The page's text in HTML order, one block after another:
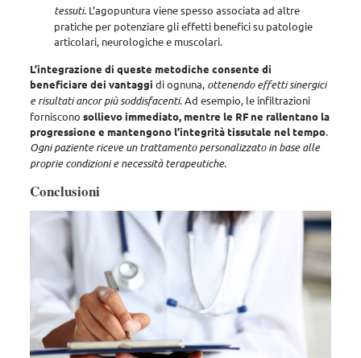
tessuti. L’agopuntura viene spesso associata ad altre
pratiche per potenziare gli effetti benefici su patologie
articolari, neurologiche e muscolari.
L’integrazione di queste metodiche consente di
beneficiare dei vantaggi di ognuna, ottenendo effetti sinergici
e risultati ancor più soddisfacenti. Ad esempio, le infiltrazioni
forniscono sollievo immediato, mentre le RF ne rallentano la
progressione e mantengono l’integrità tissutale nel tempo.
Ogni paziente riceve un trattamento personalizzato in base alle
proprie condizioni e necessità terapeutiche.
Conclusioni